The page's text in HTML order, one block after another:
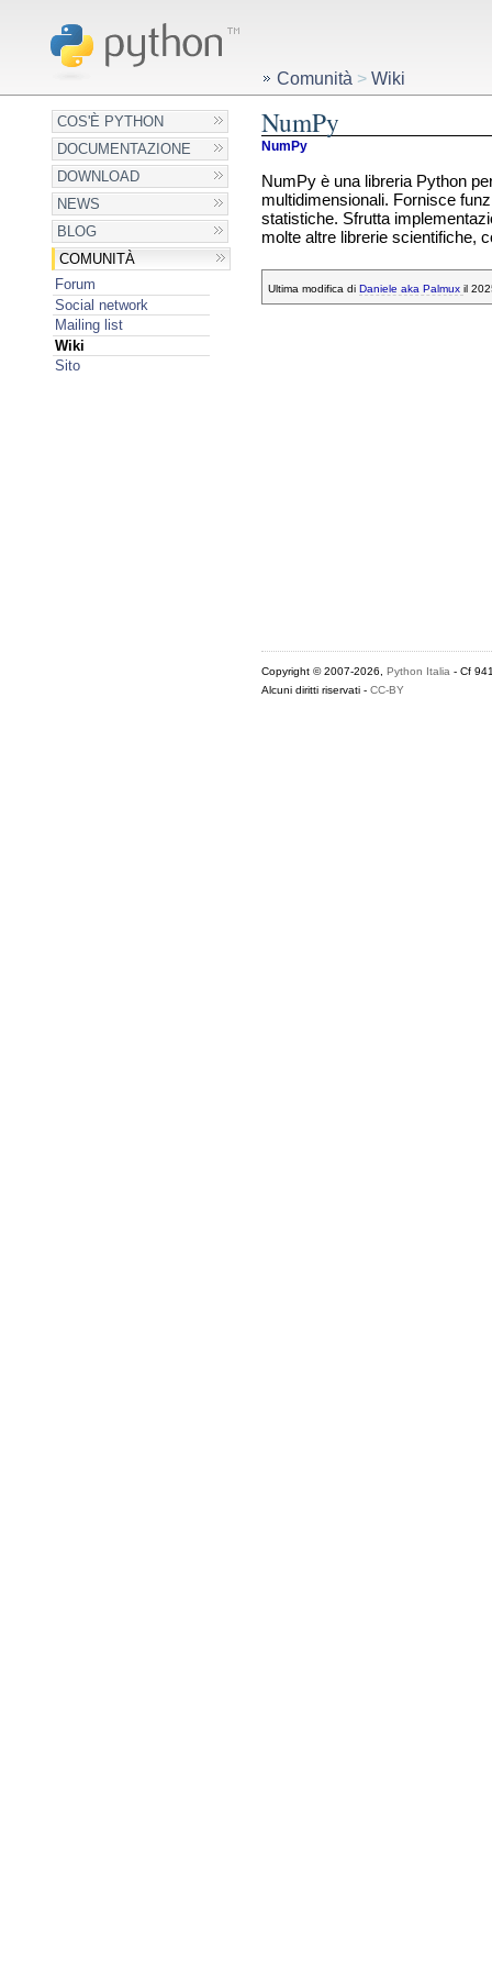
COS'È PYTHON
DOCUMENTAZIONE
DOWNLOAD
NEWS
BLOG
COMUNITÀ
Forum
Social network
Mailing list
Wiki
Sito
Comunità > Wiki
NumPy
NumPy
NumPy è una libreria Python
multidimensionali. Fornisce
statistiche. Sfrutta
molte altre librerie scientifiche,
Ultima modifica di Daniele aka Palmux il
Copyright © 2007-2026, Python Italia - Cf
Alcuni diritti riservati - CC-BY